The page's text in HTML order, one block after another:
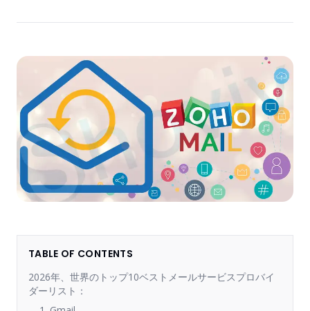
TABLE OF CONTENTS
2026年、世界のトップ10ベストメールサービスプロバイ
ダーリスト：